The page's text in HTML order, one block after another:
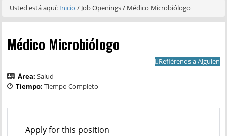
Usted está aquí: Inicio/ Job Openings/ Médico Microbiólogo
Médico Microbiólogo
Refiérenos a Alguien
Área:Salud
Tiempo:Tiempo Completo
Apply for this position